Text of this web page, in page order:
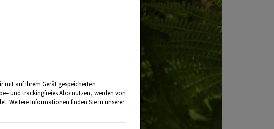
mit auf Ihrem Gerät gespeicherten
und trackingfreies Abo nutzen, werden von
Weitere Informationen finden Sie in unserer